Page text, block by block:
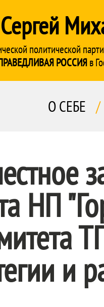
политической
РОССИЯв
О СЕБЕ /
НП
и